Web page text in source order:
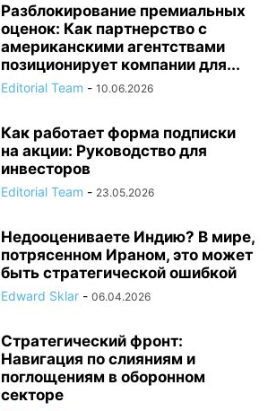
Разблокирование премиальных
оценок: Как партнерство с
американскими агентствами
позиционирует компании для...
Editorial Team - 10.06.2026
Как работает форма подписки
на акции: Руководство для
инвесторов
Editorial Team - 23.05.2026
Недооцениваете Индию? В мире,
потрясенном Ираном, это может
быть стратегической ошибкой
Edward Sklar - 06.04.2026
Стратегический фронт:
Навигация по слияниям и
поглощениям в оборонном
секторе